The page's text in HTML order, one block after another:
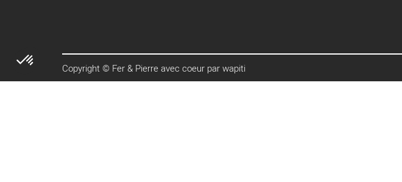
Copyright © Fer & Pierre avec coeur par wapiti